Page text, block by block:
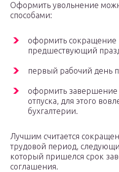
Оформить увольнение
способами:
оформить сокращение
предшествующий
первый рабочий день
оформить завершение
отпуска, для этого
бухгалтерии.
Лучшим считается
трудовой период,
который пришелся срок
соглашения.